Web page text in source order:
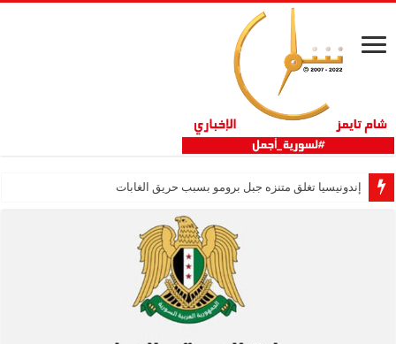
إندونيسيا تغلق متنزه جبل برومو بسبب حريق الغابات